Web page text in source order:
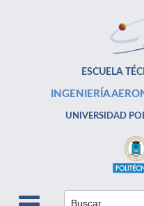
ESCUELA
INGENIERÍA
UNIVERSIDAD